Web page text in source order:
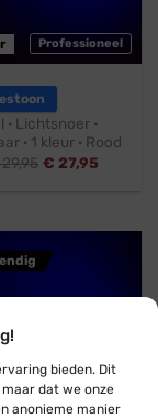
bieden. Dit
dat we onze
anonieme manier
Professioneel
· Lichtsnoer ·
· 1 kleur · Rood
29,95 € 27,95